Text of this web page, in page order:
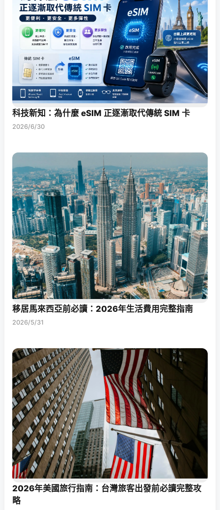
科技新知：為什麼 eSIM 正逐漸取代傳統 SIM 卡
2026/6/30
移居馬來西亞前必讀：2026年生活費用完整指南
2026/5/31
2026年美國旅行指南：台灣旅客出發前必讀完整攻
略